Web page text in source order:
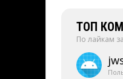
ТОП
По лайкам